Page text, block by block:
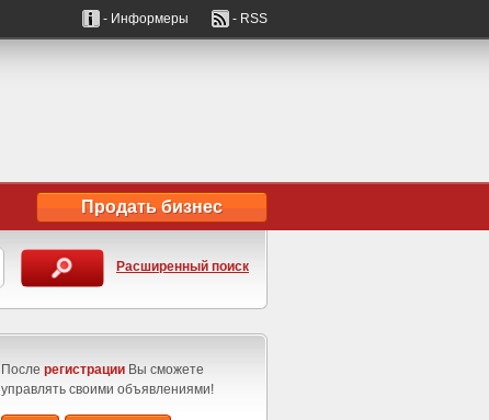
- Информеры - RSS
Продать бизнес
Расширенный поиск
После регистрации Вы сможете
управлять своими объявлениями!